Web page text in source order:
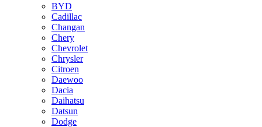
BYD
Cadillac
Changan
Chery
Chevrolet
Chrysler
Citroen
Daewoo
Dacia
Daihatsu
Datsun
Dodge